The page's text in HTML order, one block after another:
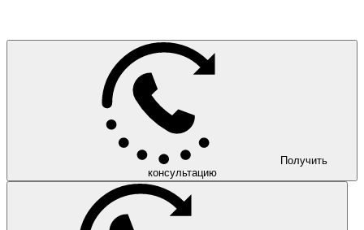
Получить
консультацию